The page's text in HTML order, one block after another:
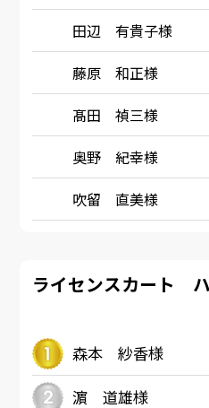
田辺 有貴子様
藤原 和正様
髙田 禎三様
奥野 紀幸様
吹留 直美様
ライセンスカート
森本 紗香様
濵 道雄様